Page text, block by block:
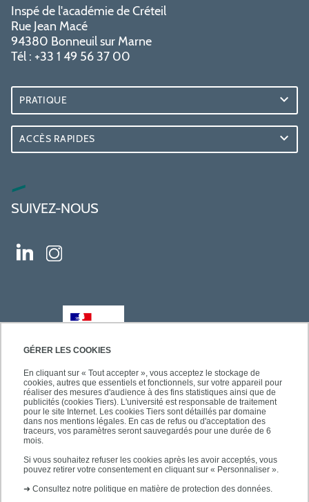
GÉRER LES COOKIES
En cliquant sur « Tout accepter », vous acceptez le stockage de
cookies, autres que essentiels et fonctionnels, sur votre appareil pour
réaliser des mesures d'audience à des fins statistiques ainsi que de
publicités (cookies Tiers). L'université est responsable de traitement
pour le site Internet. Les cookies Tiers sont détaillés par domaine
dans nos mentions légales. En cas de refus ou d'acceptation des
traceurs, vos paramètres seront sauvegardés pour une durée de 6
mois.
Si vous souhaitez refuser les cookies après les avoir acceptés, vous
pouvez retirer votre consentement en cliquant sur « Personnaliser ».
➜ Consultez notre politique en matière de protection des données.
Inspé de l'académie de Créteil
Rue Jean Macé
94380 Bonneuil sur Marne
Tél : +33 1 49 56 37 00
PRATIQUE
ACCÈS RAPIDES
SUIVEZ-NOUS